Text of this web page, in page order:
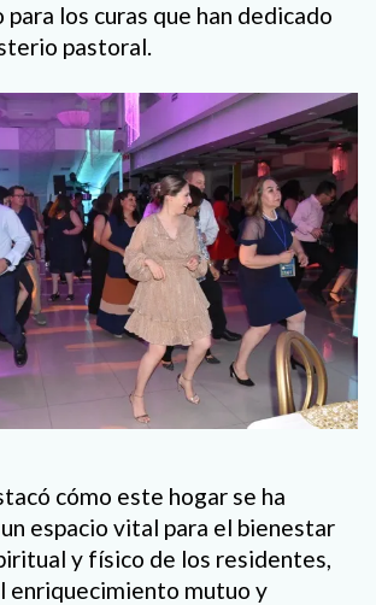
los curas que han dedicado
pastoral.
cómo este hogar se ha
espacio vital para el bienestar
y físico de los residentes,
enriquecimiento mutuo y